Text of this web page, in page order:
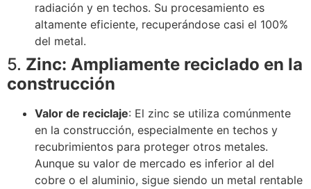
radiación y en techos. Su procesamiento es
altamente eficiente, recuperándose casi el 100%
del metal.
5. Zinc: Ampliamente reciclado en la
construcción
Valor de reciclaje: El zinc se utiliza comúnmente
en la construcción, especialmente en techos y
recubrimientos para proteger otros metales.
Aunque su valor de mercado es inferior al del
cobre o el aluminio, sigue siendo un metal rentable